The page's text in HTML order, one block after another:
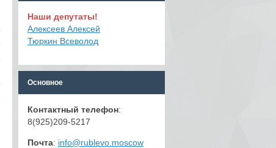
Наши депутаты!
Алексеев Алексей
Тюркин Всеволод
Основное
Контактный телефон:
8(925)209-5217
Почта: info@rublevo.moscow